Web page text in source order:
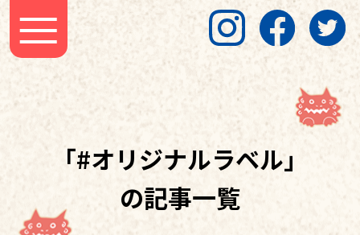
「#オリジナルラベル」
の記事一覧